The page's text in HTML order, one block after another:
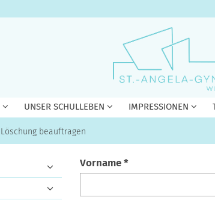
UNSER SCHULLEBEN IMPRESSIONEN
Löschung beauftragen
Vorname *